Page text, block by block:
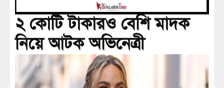
২ কোটি টাকারও বেশি মাদক
নিয়ে আটক অভিনেত্রী